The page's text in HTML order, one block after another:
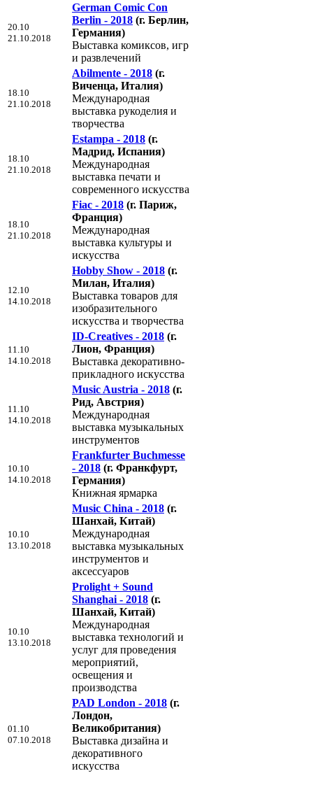
20.10
21.10.2018
German Comic Con
Berlin - 2018 (г. Берлин,
Германия)
Выставка комиксов, игр
и развлечений
18.10
21.10.2018
Abilmente - 2018 (г.
Виченца, Италия)
Международная
выставка рукоделия и
творчества
18.10
21.10.2018
Estampa - 2018 (г.
Мадрид, Испания)
Международная
выставка печати и
современного искусства
18.10
21.10.2018
Fiac - 2018 (г. Париж,
Франция)
Международная
выставка культуры и
искусства
12.10
14.10.2018
Hobby Show - 2018 (г.
Милан, Италия)
Выставка товаров для
изобразительного
искусства и творчества
11.10
14.10.2018
ID-Creatives - 2018 (г.
Лион, Франция)
Выставка декоративно-
прикладного искусства
11.10
14.10.2018
Music Austria - 2018 (г.
Рид, Австрия)
Международная
выставка музыкальных
инструментов
10.10
14.10.2018
Frankfurter Buchmesse
- 2018 (г. Франкфурт,
Германия)
Книжная ярмарка
10.10
13.10.2018
Music China - 2018 (г.
Шанхай, Китай)
Международная
выставка музыкальных
инструментов и
аксессуаров
10.10
13.10.2018
Prolight + Sound
Shanghai - 2018 (г.
Шанхай, Китай)
Международная
выставка технологий и
услуг для проведения
мероприятий,
освещения и
производства
01.10
07.10.2018
PAD London - 2018 (г.
Лондон,
Великобритания)
Выставка дизайна и
декоративного
искусства